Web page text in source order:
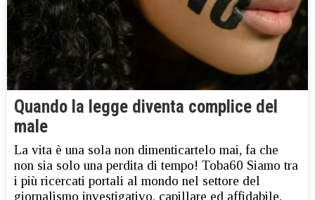
Quando la legge diventa complice del
male
La vita è una sola non dimenticartelo mai, fa che
non sia solo una perdita di tempo! Toba60 Siamo tra
i più ricercati portali al mondo nel settore del
giornalismo investigativo, capillare ed affidabile,